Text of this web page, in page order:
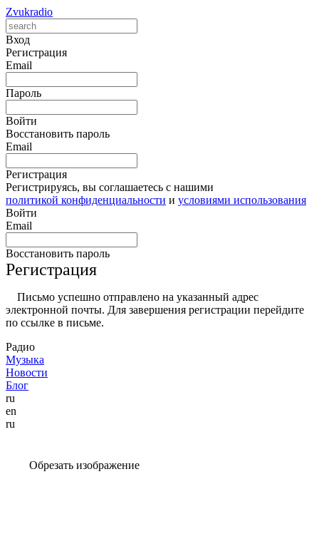
Zvukradio
Вход
Регистрация
Email
Пароль
Войти
Восстановить пароль
Email
Регистрация
Регистрируясь, вы соглашаетесь с нашими
политикой конфиденциальности и условиями использования
Войти
Email
Восстановить пароль
Регистрация
Письмо успешно отправлено на указанный адрес
электронной почты. Для завершения регистрации перейдите
по ссылке в письме.
Радио
Музыка
Новости
Блог
ru
en
ru
Обрезать изображение